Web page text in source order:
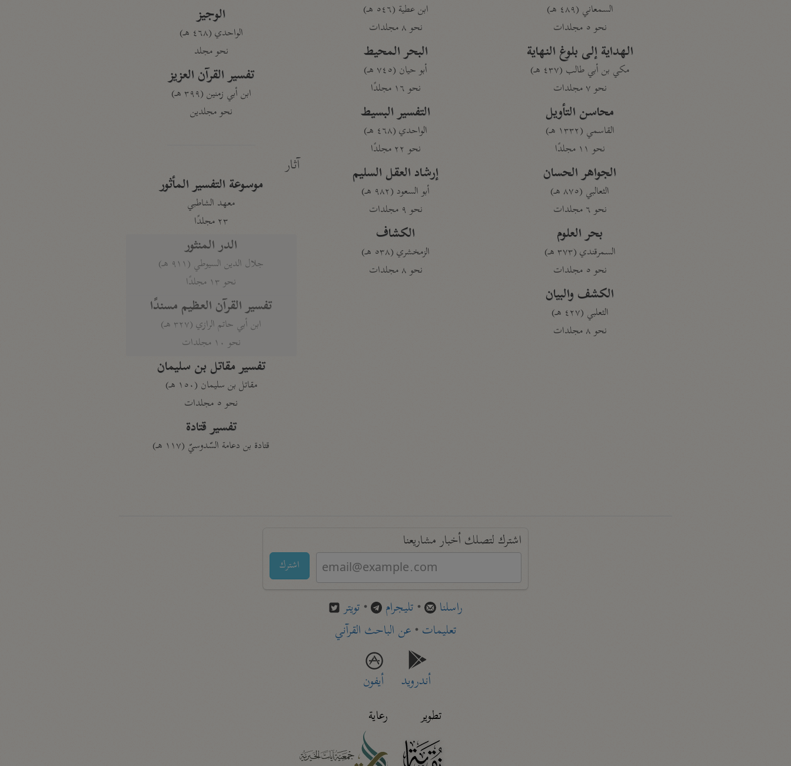
السمعاني (٤٨٩ هـ)
نحو ٥ مجلدات
الهداية إلى بلوغ النهاية
مكي بن أبي طالب (٤٣٧ هـ)
نحو ٧ مجلدات
محاسن التأويل
القاسمي (١٣٣٢ هـ)
نحو ١١ مجلدًا
الجواهر الحسان
الثعالبي (٨٧٥ هـ)
نحو ٦ مجلدات
بحر العلوم
السمرقندي (٣٧٣ هـ)
نحو ٥ مجلدات
الكشف والبيان
الثعلبي (٤٢٧ هـ)
نحو ٨ مجلدات
ابن عطية (٥٤٦ هـ)
نحو ٨ مجلدات
البحر المحيط
أبو حيان (٧٤٥ هـ)
نحو ١٦ مجلدًا
التفسير البسيط
الواحدي (٤٦٨ هـ)
نحو ٢٢ مجلدًا
إرشاد العقل السليم
أبو السعود (٩٨٢ هـ)
نحو ٩ مجلدات
الكشاف
الزمخشري (٥٣٨ هـ)
نحو ٨ مجلدات
الوجيز
الواحدي (٤٦٨ هـ)
نحو مجلد
تفسير القرآن العزيز
ابن أبي زمنين (٣٩٩ هـ)
نحو مجلدين
آثار
موسوعة التفسير المأثور
معهد الشاطبي
٢٣ مجلدًا
الدر المنثور
جلال الدين السيوطي (٩١١ هـ)
نحو ١٣ مجلدًا
تفسير القرآن العظيم مسندًا
ابن أبي حاتم الرازي (٣٢٧ هـ)
نحو ١٠ مجلدات
تفسير مقاتل بن سليمان
مقاتل بن سليمان (١٥٠ هـ)
نحو ٥ مجلدات
تفسير قتادة
قتادة بن دعامة السّدوسيّ (١١٧ هـ)
اشترك لتصلك أخبار مشاريعنا
اشترك
راسلنا • تليجرام • تويتر
تعليمات• عن الباحث القرآني
أندرويد
أيفون
تطوير
رعاية